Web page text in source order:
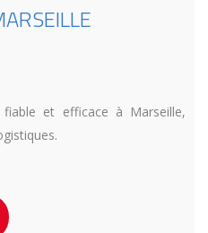
et efficace à Marseille,